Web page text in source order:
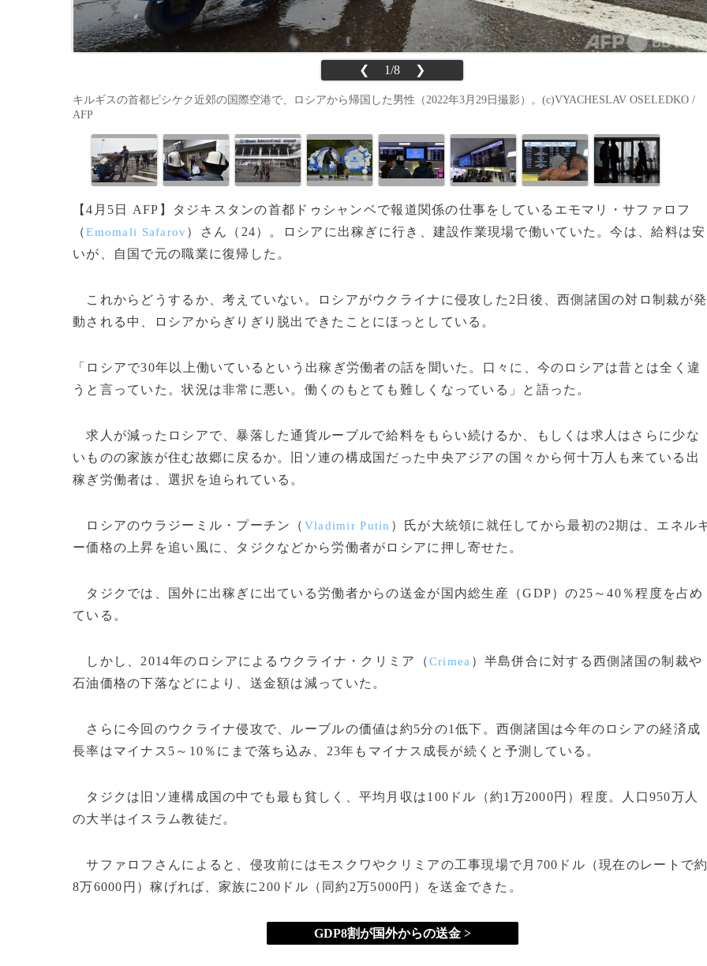
❮ 1/8 ❯
キルギスの首都ビシケク近郊の国際空港で、ロシアから帰国した男性（2022年3月29日撮影）。(c)VYACHESLAV OSELEDKO /
AFP
【4月5日 AFP】タジキスタンの首都ドゥシャンベで報道関係の仕事をしているエモマリ・サファロフ
（Emomali Safarov）さん（24）。ロシアに出稼ぎに行き、建設作業現場で働いていた。今は、給料は安
いが、自国で元の職業に復帰した。
これからどうするか、考えていない。ロシアがウクライナに侵攻した2日後、西側諸国の対ロ制裁が発
動される中、ロシアからぎりぎり脱出できたことにほっとしている。
「ロシアで30年以上働いているという出稼ぎ労働者の話を聞いた。口々に、今のロシアは昔とは全く違
うと言っていた。状況は非常に悪い。働くのもとても難しくなっている」と語った。
求人が減ったロシアで、暴落した通貨ルーブルで給料をもらい続けるか、もしくは求人はさらに少な
いものの家族が住む故郷に戻るか。旧ソ連の構成国だった中央アジアの国々から何十万人も来ている出
稼ぎ労働者は、選択を迫られている。
ロシアのウラジーミル・プーチン（ Vladimir Putin ）氏が大統領に就任してから最初の2期は、エネル
ー価格の上昇を追い風に、タジクなどから労働者がロシアに押し寄せた。
タジクでは、国外に出稼ぎに出ている労働者からの送金が国内総生産（GDP）の25～40％程度を占め
ている。
しかし、2014年のロシアによるウクライナ・クリミア（Crimea ）半島併合に対する西側諸国の制裁や
石油価格の下落などにより、送金額は減っていた。
さらに今回のウクライナ侵攻で、ルーブルの価値は約5分の1低下。西側諸国は今年のロシアの経済成
長率はマイナス5～10％にまで落ち込み、23年もマイナス成長が続くと予測している。
タジクは旧ソ連構成国の中でも最も貧しく、平均月収は100ドル（約1万2000円）程度。人口950万人
の大半はイスラム教徒だ。
サファロフさんによると、侵攻前にはモスクワやクリミアの工事現場で月700ドル（現在のレートで
8万6000円）稼げれば、家族に200ドル（同約2万5000円）を送金できた。
GDP8割が国外からの送金 >